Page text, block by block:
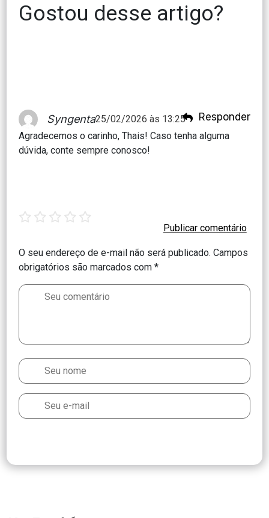
Gostou desse artigo?
Syngenta25/02/2026 às 13:25
Agradecemos o carinho, Thais! Caso tenha alguma
dúvida, conte sempre conosco!
Responder
O seu endereço de e-mail não será publicado. Campos
obrigatórios são marcados com*
star stars stars stars stars